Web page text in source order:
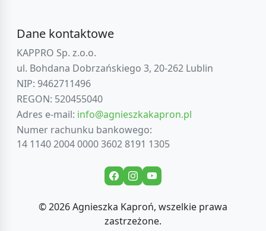
Dane kontaktowe
KAPPRO Sp. z.o.o.
ul. Bohdana Dobrzańskiego 3, 20-262 Lublin
NIP: 9462711496
REGON: 520455040
Adres e-mail: info@agnieszkakapron.pl
Numer rachunku bankowego:
14 1140 2004 0000 3602 8191 1305
© 2026 Agnieszka Kaproń, wszelkie prawa
zastrzeżone.